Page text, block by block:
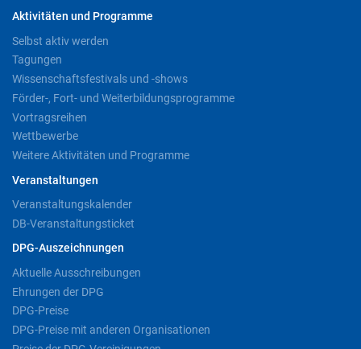
Aktivitäten und Programme
Selbst aktiv werden
Tagungen
Wissenschaftsfestivals und -shows
Förder-, Fort- und Weiterbildungsprogramme
Vortragsreihen
Wettbewerbe
Weitere Aktivitäten und Programme
Veranstaltungen
Veranstaltungskalender
DB-Veranstaltungsticket
DPG-Auszeichnungen
Aktuelle Ausschreibungen
Ehrungen der DPG
DPG-Preise
DPG-Preise mit anderen Organisationen